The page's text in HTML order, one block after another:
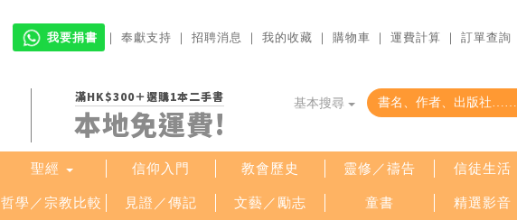
我要捐書 ｜ 奉獻支持 ｜ 招聘消息 ｜ 我的收藏 ｜ 購物車 ｜ 運費計算 ｜ 訂單查詢
滿HK$300＋選購1本二手書
本地免運費!
基本搜尋
聖經 信仰入門 教會歷史 靈修／禱告 信徒生活
哲學／宗教比較 見證／傳記 文藝／勵志 童書 精選影音